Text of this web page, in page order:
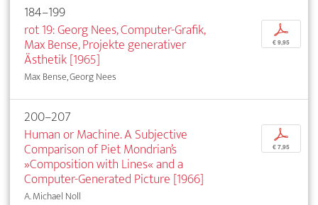
184–199
rot 19: Georg Nees, Computer-Grafik,
Max Bense, Projekte generativer
Ästhetik [1965]
Max Bense, Georg Nees
p
€ 9,95
200–207
Human or Machine. A Subjective
Comparison of Piet Mondrian’s
»Composition with Lines« and a
Computer-Generated Picture [1966]
A. Michael Noll
p
€ 7,95